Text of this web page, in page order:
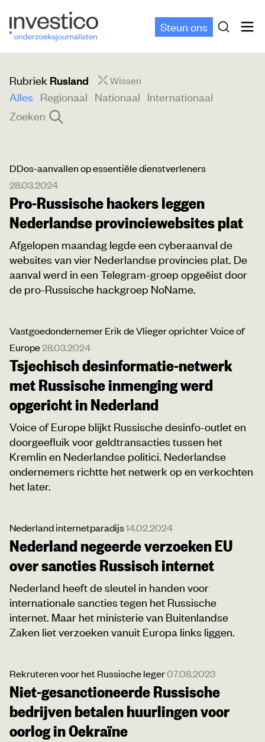
Steun ons
Rubriek Rusland Wissen
Alles Regionaal Nationaal Internationaal
Zoeken
DDos-aanvallen op essentiële dienstverleners
28.03.2024
Pro-Russische hackers leggen
Nederlandse provinciewebsites plat
Afgelopen maandag legde een cyberaanval de
websites van vier Nederlandse provincies plat. De
aanval werd in een Telegram-groep opgeëist door
de pro-Russische hackgroep NoName.
Vastgoedondernemer Erik de Vlieger oprichter Voice of
Europe28.03.2024
Tsjechisch desinformatie-netwerk
met Russische inmenging werd
opgericht in Nederland
Voice of Europe blijkt Russische desinfo-outlet en
doorgeefluik voor geldtransacties tussen het
Kremlin en Nederlandse politici. Nederlandse
ondernemers richtte het netwerk op en verkochten
het later.
Nederland internetparadijs14.02.2024
Nederland negeerde verzoeken EU
over sancties Russisch internet
Nederland heeft de sleutel in handen voor
internationale sancties tegen het Russische
internet. Maar het ministerie van Buitenlandse
Zaken liet verzoeken vanuit Europa links liggen.
Rekruteren voor het Russische leger07.08.2023
Niet-gesanctioneerde Russische
bedrijven betalen huurlingen voor
oorlog in Oekraïne